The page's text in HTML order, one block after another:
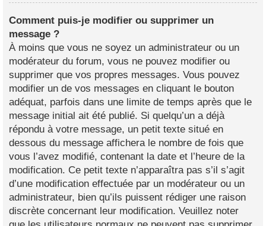
Comment puis-je modifier ou supprimer un
message ?
À moins que vous ne soyez un administrateur ou un
modérateur du forum, vous ne pouvez modifier ou
supprimer que vos propres messages. Vous pouvez
modifier un de vos messages en cliquant le bouton
adéquat, parfois dans une limite de temps après que le
message initial ait été publié. Si quelqu’un a déjà
répondu à votre message, un petit texte situé en
dessous du message affichera le nombre de fois que
vous l’avez modifié, contenant la date et l’heure de la
modification. Ce petit texte n’apparaîtra pas s’il s’agit
d’une modification effectuée par un modérateur ou un
administrateur, bien qu’ils puissent rédiger une raison
discrète concernant leur modification. Veuillez noter